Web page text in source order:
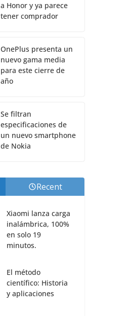
a Honor y ya parece
tener comprador
OnePlus presenta un
nuevo gama media
para este cierre de
año
Se filtran
especificaciones de
un nuevo smartphone
de Nokia
Recent
Xiaomi lanza carga
inalámbrica, 100%
en solo 19
minutos.
El método
científico: Historia
y aplicaciones